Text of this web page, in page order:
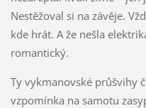
Nestěžoval si na závěje.
kde hrát. A že nešla
romantický.
Ty vykmanovské průšvihy
vzpomínka na samotu